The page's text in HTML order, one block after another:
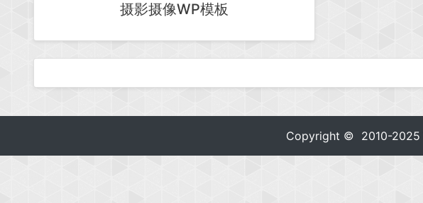
摄影摄像WP模板
Copyright © 2010-2025